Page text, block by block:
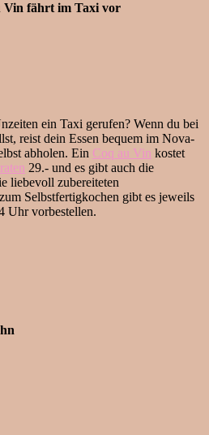
Vin fährt im Taxi vor
ein Taxi gerufen? Wenn du bei
reist dein Essen bequem im Nova-
abholen. Ein Coq au Vin kostet
29.- und es gibt auch die
liebevoll zubereiteten
zum Selbstfertigkochen gibt es jeweils
Uhr vorbestellen.